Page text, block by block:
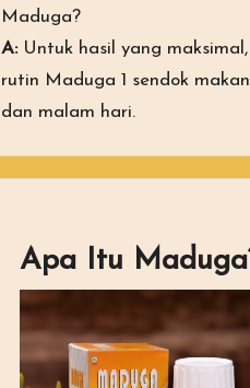
Maduga?
A:Untuk hasil yang maksimal,
rutin Maduga 1 sendok
dan malam hari.
Apa Itu